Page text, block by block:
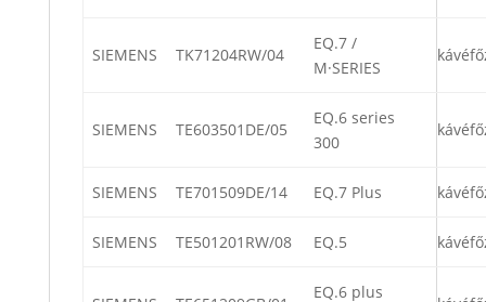
SIEMENS TK71204RW/04
EQ.7 /
M·SERIES
SIEMENS TE603501DE/05
EQ.6 series
300
SIEMENS TE701509DE/14 EQ.7 Plus
SIEMENS TE501201RW/08 EQ.5
EQ.6 plus